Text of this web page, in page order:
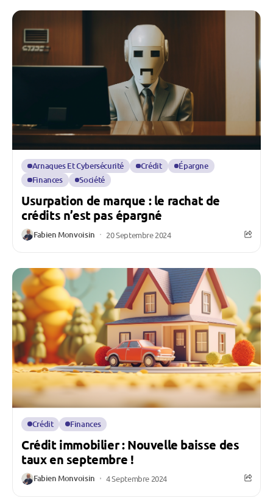
Arnaques Et Cybersécurité Crédit
Épargne
Finances
Société
Usurpation de marque : le rachat de
crédits n’est pas épargné
Fabien Monvoisin 20 Septembre 2024
Crédit Finances
Crédit immobilier : Nouvelle baisse des
taux en septembre !
Fabien Monvoisin 4 Septembre 2024